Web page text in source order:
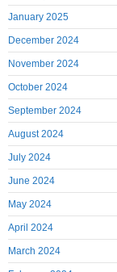
January 2025
December 2024
November 2024
October 2024
September 2024
August 2024
July 2024
June 2024
May 2024
April 2024
March 2024